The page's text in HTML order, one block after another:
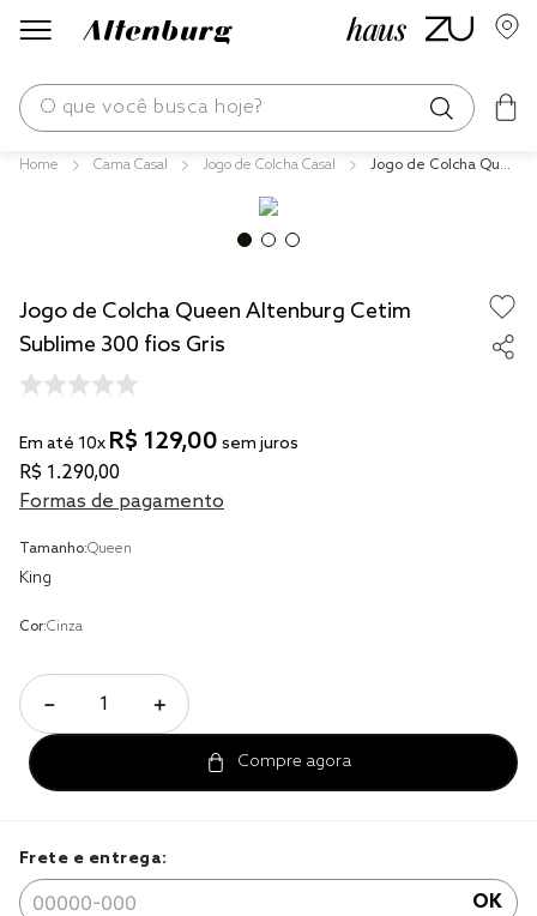
O que você busca hoje?
Cama Casal Jogo de Colcha Casal
Jogo de Colcha Que
Jogo de Colcha Queen Altenburg Cetim
Sublime 300 fios Gris
Em até 10x R$ 129,00 sem juros
R$ 1.290,00
Formas de pagamento
Tamanho:Queen
King
Cor:Cinza
＋
－
Frete e entrega:
OK
edredom
jogos cama
travesseiro
tencel
solteiro king
jogo cama